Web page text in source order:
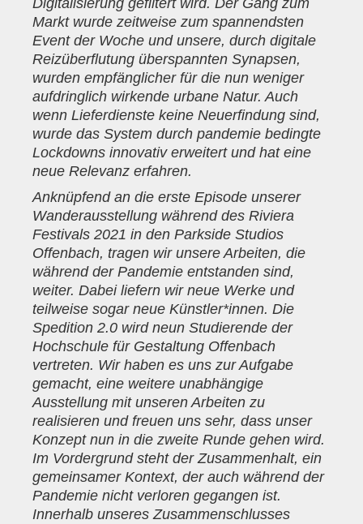
Digitalisierung gefiltert wird. Der Gang zum
Markt wurde zeitweise zum spannendsten
Event der Woche und unsere, durch digitale
Reizüberflutung überspannten Synapsen,
wurden empfänglicher für die nun weniger
aufdringlich wirkende urbane Natur. Auch
wenn Lieferdienste keine Neuerfindung sind,
wurde das System durch pandemie bedingte
Lockdowns innovativ erweitert und hat eine
neue Relevanz erfahren.
Anknüpfend an die erste Episode unserer
Wanderausstellung während des Riviera
Festivals 2021 in den Parkside Studios
Offenbach, tragen wir unsere Arbeiten, die
während der Pandemie entstanden sind,
weiter. Dabei liefern wir neue Werke und
teilweise sogar neue Künstler*innen. Die
Spedition 2.0 wird neun Studierende der
Hochschule für Gestaltung Offenbach
vertreten. Wir haben es uns zur Aufgabe
gemacht, eine weitere unabhängige
Ausstellung mit unseren Arbeiten zu
realisieren und freuen uns sehr, dass unser
Konzept nun in die zweite Runde gehen wird.
Im Vordergrund steht der Zusammenhalt, ein
gemeinsamer Kontext, der auch während der
Pandemie nicht verloren gegangen ist.
Innerhalb unseres Zusammenschlusses